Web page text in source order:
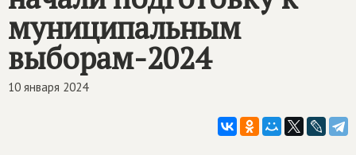
муниципальным
выборам-2024
10 января 2024